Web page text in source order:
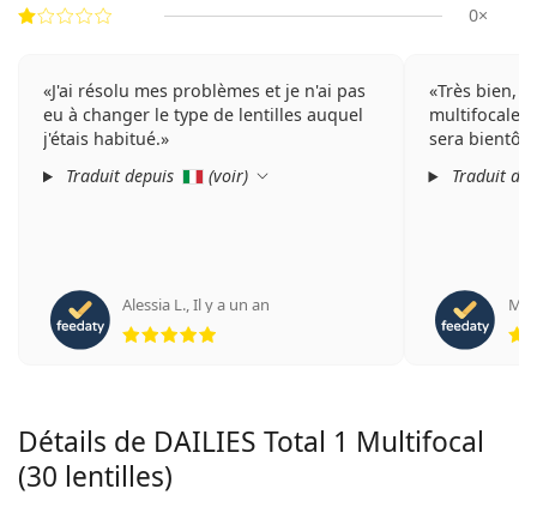
0×
J'ai résolu mes problèmes et je n'ai pas
eu à changer le type de lentilles auquel
j'étais habitué.
Traduit depuis
(voir)
Alessia L.,Il y a un an
Très bien,
multifocale
sera bientôt
Traduit
Détails de DAILIES Total 1 Multifocal
(30 lentilles)